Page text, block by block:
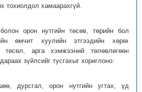
тохиолдол хамаарахгүй.
орон нутгийн төсөв, төрийн болон
өмчит хуулийн этгээдийн хөрөнгө
төсөл, арга хэмжээний төлөвлөгөөний
зүйлсийг тусгахыг хориглоно:
дурсгал, орон нутгийн угтах, үдэх